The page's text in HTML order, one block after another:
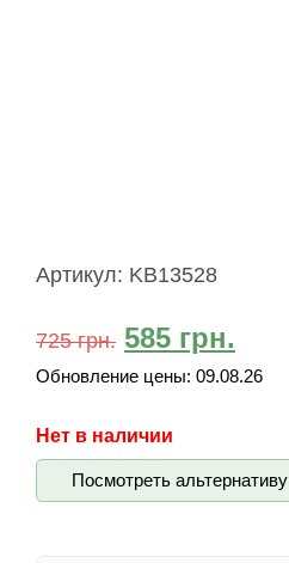
Артикул: KB13528
725грн. 585 грн.
Обновление цены: 09.08.26
Нет в наличии
Посмотреть альтернативу